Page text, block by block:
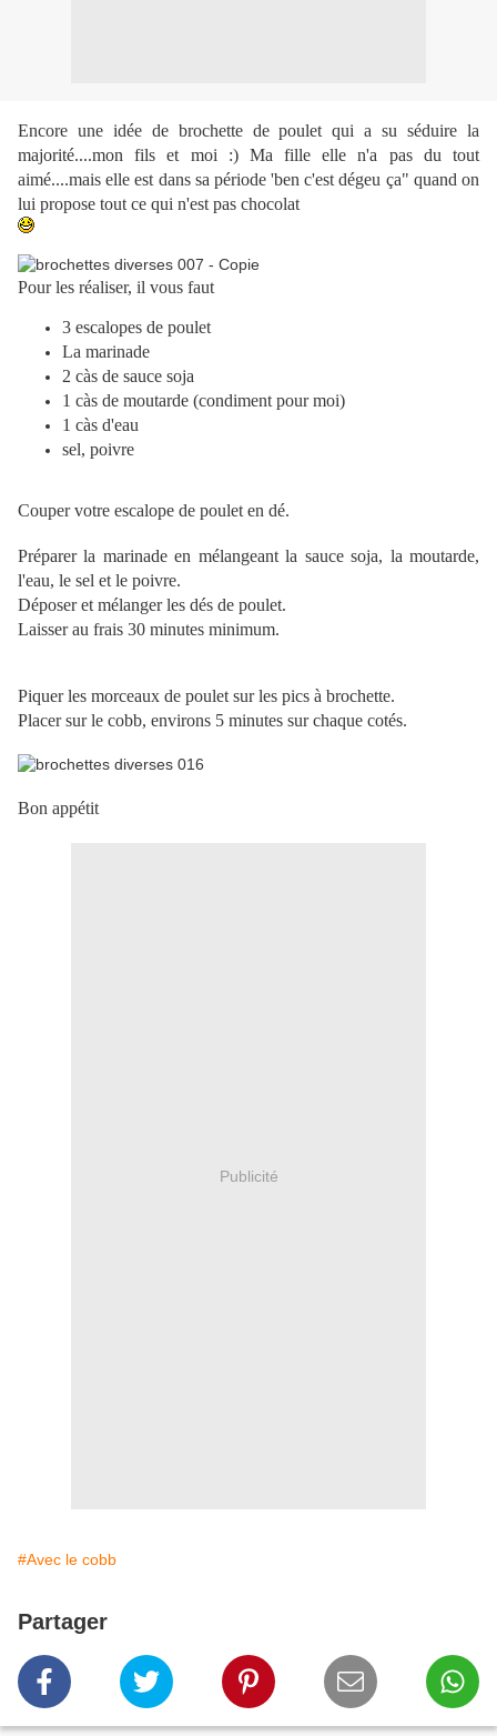
Encore une idée de brochette de poulet qui a su séduire la
majorité....mon fils et moi :) Ma fille elle n'a pas du tout
aimé....mais elle est dans sa période 'ben c'estdégeu ça" quand on
lui propose tout ce qui n'est pas chocolat
Pour les réaliser, il vous faut
3 escalopes de poulet
La marinade
2 càs de sauce soja
1 càs de moutarde (condiment pour moi)
1 càs d'eau
sel, poivre
Couper votre escalope de poulet en dé.
Préparer la marinade en mélangeant la sauce soja, la moutarde,
l'eau, le sel et le poivre.
Déposer et mélanger les dés de poulet.
Laisser au frais 30 minutes minimum.
Piquer les morceaux de poulet sur les pics à brochette.
Placer sur le cobb, environs 5 minutes sur chaque cotés.
Bon appétit
Publicité
#Avec le cobb
Partager